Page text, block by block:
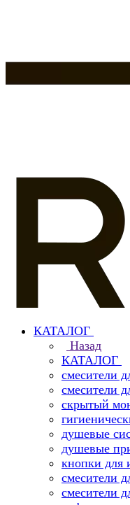
КАТАЛОГ
Назад
КАТАЛОГ
смесители
смесители
скрытый
душевые
душевые
кнопки для
смесители
смесители